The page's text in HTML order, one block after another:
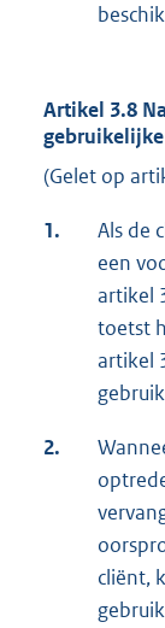
Artikel 3.8
(Gelet op
1.
Als de
een
artikel
toetst
artikel
2.
cliënt,